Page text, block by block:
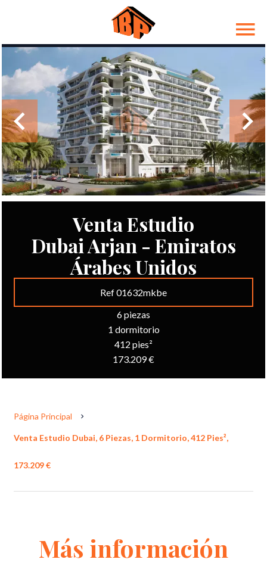
Venta Estudio
Dubai Arjan - Emiratos
Árabes Unidos
Ref 01632mkbe
6 piezas
1 dormitorio
412 pies²
173.209 €
Página Principal
Venta Estudio Dubai, 6 Piezas, 1 Dormitorio, 412 Pies²,
173.209 €
Más información